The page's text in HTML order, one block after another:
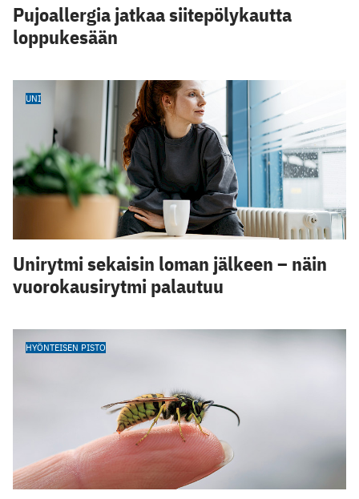
Pujoallergia jatkaa siitepölykautta
loppukesään
UNI
Unirytmi sekaisin loman jälkeen – näin
vuorokausirytmi palautuu
HYÖNTEISEN PISTO